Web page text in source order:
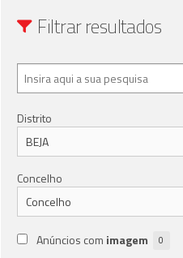
Filtrar resultados
Distrito
Concelho
Anúncios com imagem 0